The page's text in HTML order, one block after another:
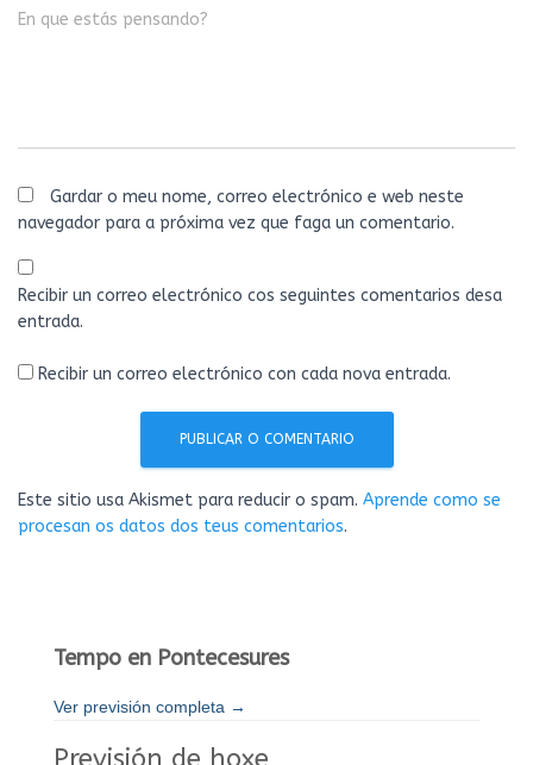
En que estás pensando?
Gardar o meu nome, correo electrónico e web neste
navegador para a próxima vez que faga un comentario.
Recibir un correo electrónico cos seguintes comentarios desa
entrada.
Recibir un correo electrónico con cada nova entrada.
Este sitio usa Akismet para reducir o spam. Aprende como se
procesan os datos dos teus comentarios.
Tempo en Pontecesures
Ver previsión completa →